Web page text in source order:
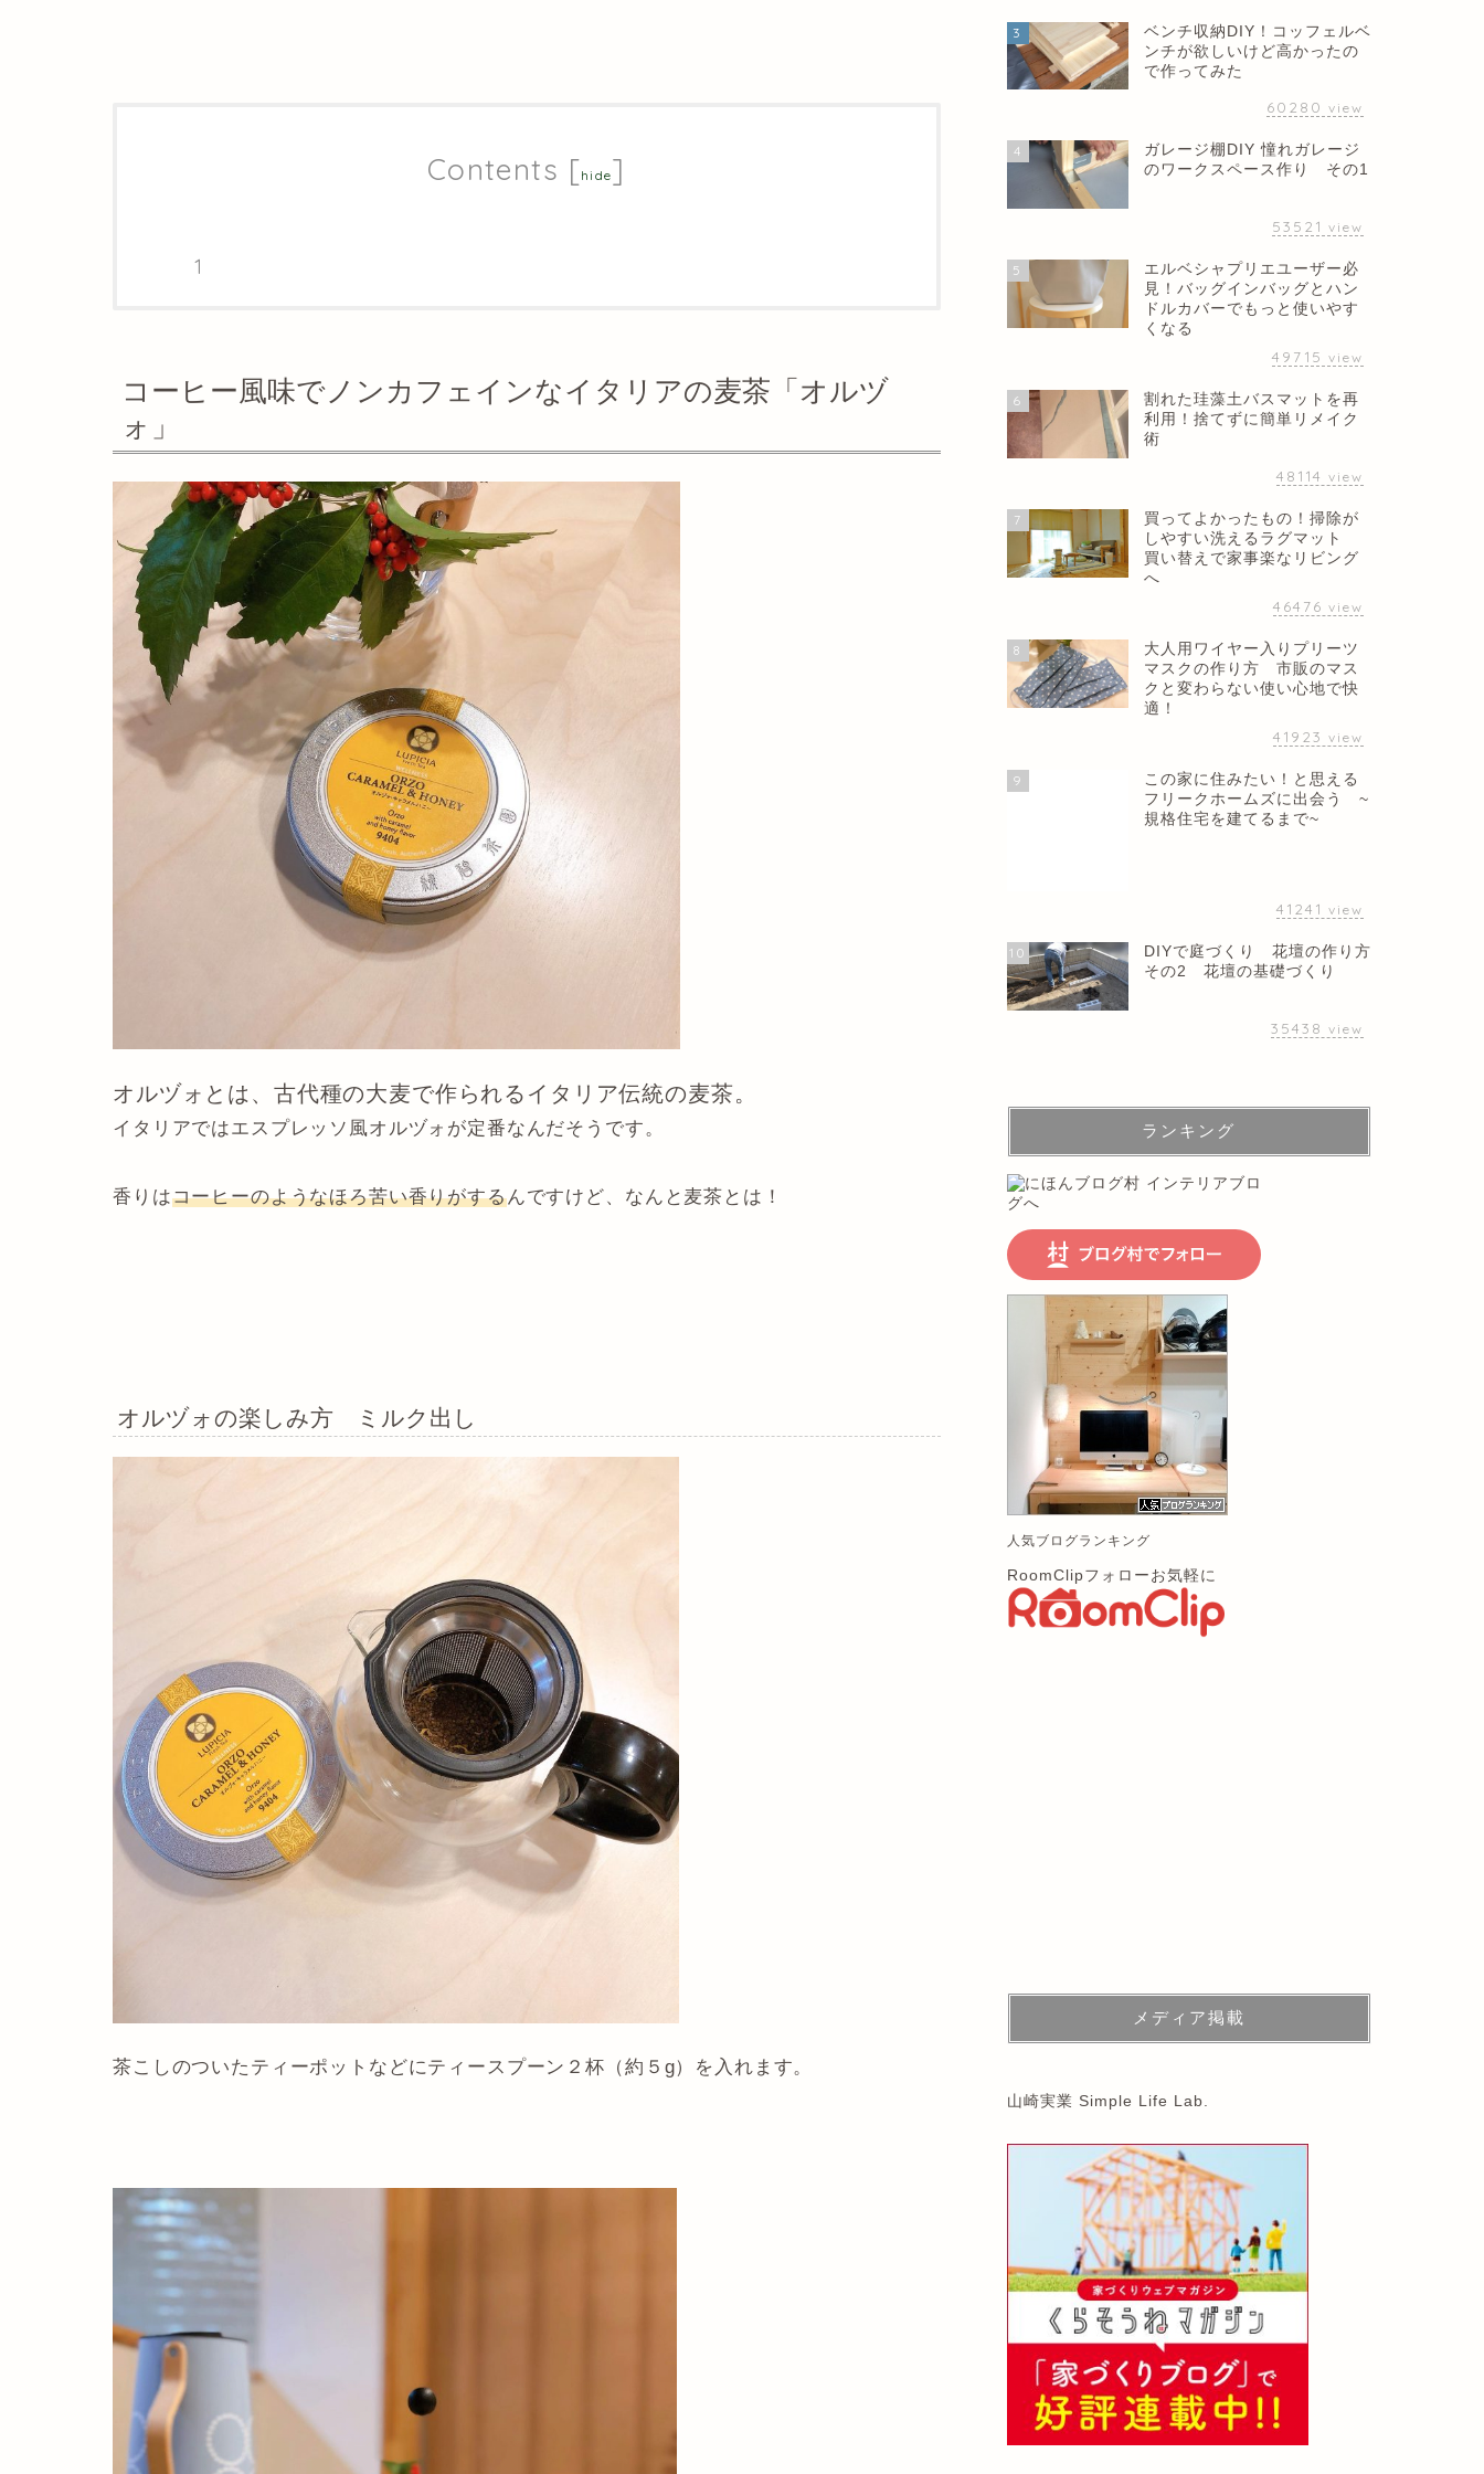
Contents [hide]
コーヒー風味でノンカフェインなイタリアの麦茶「オルヅ
ォ」
オルヅォとは、古代種の大麦で作られるイタリア伝統の麦茶。
イタリアではエスプレッソ風オルヅォが定番なんだそうです。
香りはコーヒーのようなほろ苦い香りがするんですけど、なんと麦茶とは！
オルヅォの楽しみ方 ミルク出し
茶こしのついたティーポットなどにティースプーン２杯（約５g）を入れます。
3
ベンチ収納DIY！コッフェルベ
ンチが欲しいけど高かったの
で作ってみた
60280 view
4
ガレージ棚DIY 憧れガレージ
のワークスペース作り その1
53521 view
5
エルベシャプリエユーザー必
見！バッグインバッグとハン
ドルカバーでもっと使いやす
くなる
49715 view
6
割れた珪藻土バスマットを再
利用！捨てずに簡単リメイク
術
48114 view
7
買ってよかったもの！掃除が
しやすい洗えるラグマット
買い替えで家事楽なリビング
へ
46476 view
8
大人用ワイヤー入りプリーツ
マスクの作り方 市販のマス
クと変わらない使い心地で快
適！
41923 view
9
この家に住みたい！と思える
フリークホームズに出会う ~
規格住宅を建てるまで~
41241 view
10
DIYで庭づくり 花壇の作り方
その2 花壇の基礎づくり
35438 view
ランキング
人気ブログランキング
RoomClipフォローお気軽に
メディア掲載
山崎実業 Simple Life Lab.